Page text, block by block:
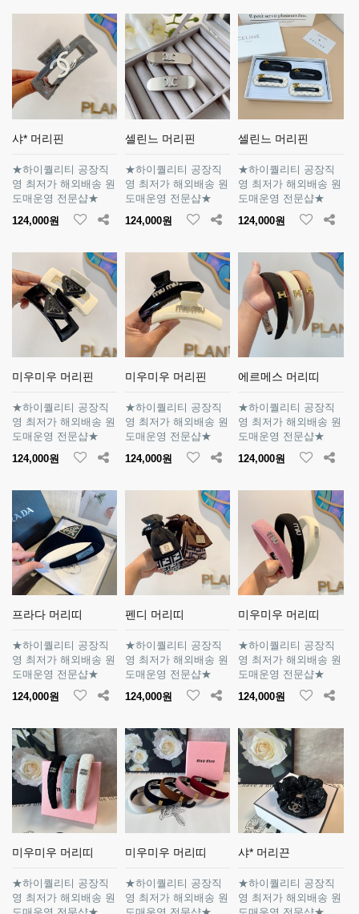
샤* 머리핀
★하이퀄리티 공장직
영 최저가 해외배송 원
도매운영 전문샵★
124,000원
셀린느 머리핀
★하이퀄리티 공장직
영 최저가 해외배송 원
도매운영 전문샵★
124,000원
셀린느 머리핀
★하이퀄리티 공장직
영 최저가 해외배송 원
도매운영 전문샵★
124,000원
미우미우 머리핀
★하이퀄리티 공장직
영 최저가 해외배송 원
도매운영 전문샵★
124,000원
미우미우 머리핀
★하이퀄리티 공장직
영 최저가 해외배송 원
도매운영 전문샵★
124,000원
에르메스 머리띠
★하이퀄리티 공장직
영 최저가 해외배송 원
도매운영 전문샵★
124,000원
프라다 머리띠
★하이퀄리티 공장직
영 최저가 해외배송 원
도매운영 전문샵★
124,000원
펜디 머리띠
★하이퀄리티 공장직
영 최저가 해외배송 원
도매운영 전문샵★
124,000원
미우미우 머리띠
★하이퀄리티 공장직
영 최저가 해외배송 원
도매운영 전문샵★
124,000원
미우미우 머리띠
★하이퀄리티 공장직
영 최저가 해외배송 원
미우미우 머리띠
★하이퀄리티 공장직
영 최저가 해외배송 원
샤* 머리끈
★하이퀄리티 공장직
영 최저가 해외배송 원